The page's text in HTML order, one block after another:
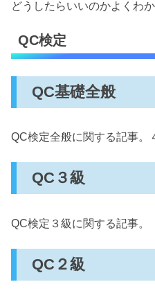
どうしたらいいのかよくわか
QC検定
QC基礎全般
QC検定全般に関する記事。
QC３級
QC検定３級に関する記事。
QC２級